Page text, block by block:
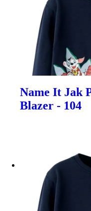
Name It Jak
Blazer - 104